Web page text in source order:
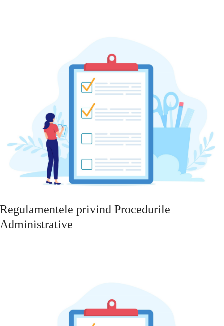
Regulamentele privind Procedurile
Administrative